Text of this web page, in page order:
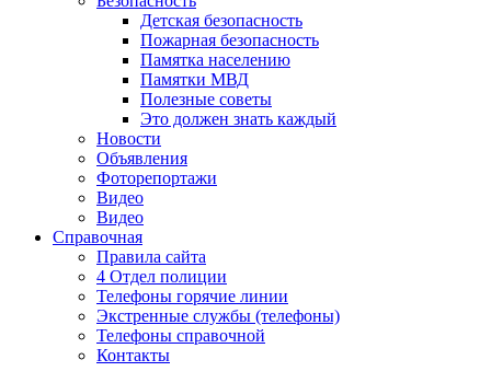
Детская безопасность
Пожарная безопасность
Памятка населению
Памятки МВД
Полезные советы
Это должен знать каждый
Новости
Объявления
Фоторепортажи
Видео
Видео
Справочная
Правила сайта
4 Отдел полиции
Телефоны горячие линии
Экстренные службы (телефоны)
Телефоны справочной
Контакты